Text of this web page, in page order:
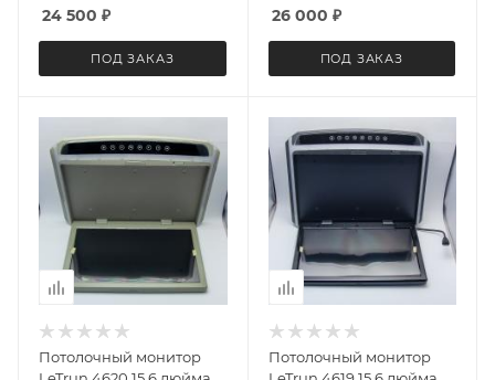
24 500 ₽
ПОД ЗАКАЗ
26 000 ₽
ПОД ЗАКАЗ
Потолочный монитор
Потолочный монитор